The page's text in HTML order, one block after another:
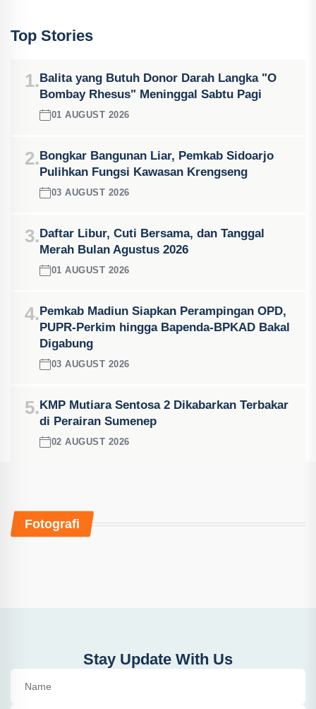
Top Stories
1.Balita yang Butuh Donor Darah Langka "O
Bombay Rhesus" Meninggal Sabtu Pagi
01 AUGUST 2026
2.Bongkar Bangunan Liar, Pemkab Sidoarjo
Pulihkan Fungsi Kawasan Krengseng
03 AUGUST 2026
3.Daftar Libur, Cuti Bersama, dan Tanggal
Merah Bulan Agustus 2026
01 AUGUST 2026
4.Pemkab Madiun Siapkan Perampingan OPD,
PUPR-Perkim hingga Bapenda-BPKAD Bakal
Digabung
03 AUGUST 2026
5.KMP Mutiara Sentosa 2 Dikabarkan Terbakar
di Perairan Sumenep
02 AUGUST 2026
Fotografi
Stay Update With Us